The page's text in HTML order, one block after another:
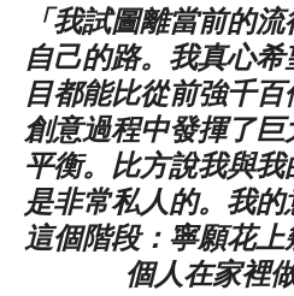
「我試圖離當前的
自己的路。我真心
目都能比從前強千
創意過程中發揮了
平衡。比方說我與
是非常私人的。我
這個階段：寧願花
個人在家裡